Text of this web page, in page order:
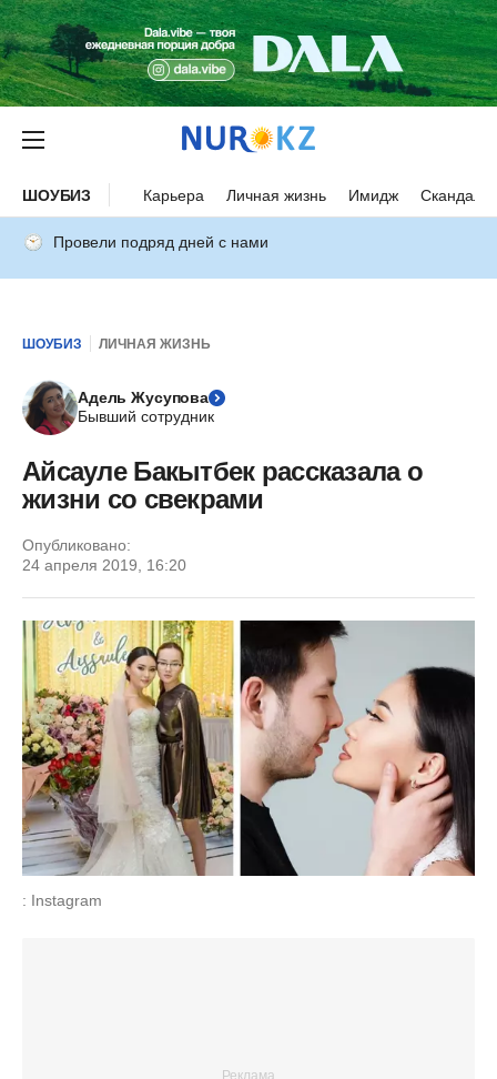
ШОУБИЗ Карьера Личная жизнь Имидж Скандалы
Провели подряд дней с нами
ШОУБИЗ ЛИЧНАЯ ЖИЗНЬ
Адель Жусупова
Бывший сотрудник
Айсауле Бакытбек рассказала о
жизни со свекрами
Опубликовано:
24 апреля 2019, 16:20
: Instagram